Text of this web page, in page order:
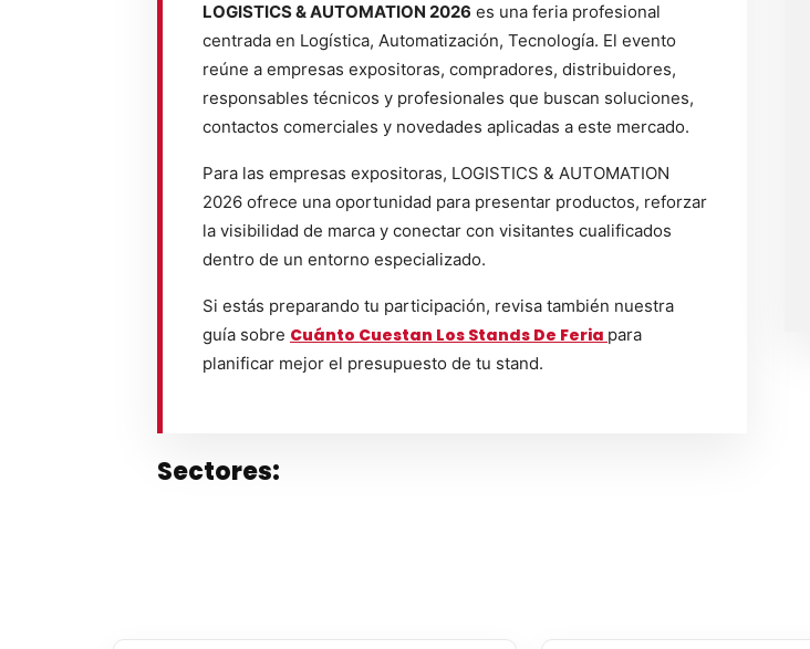
LOGISTICS & AUTOMATION 2026 es una feria profesional
centrada en Logística, Automatización, Tecnología. El evento
reúne a empresas expositoras, compradores, distribuidores,
responsables técnicos y profesionales que buscan soluciones,
contactos comerciales y novedades aplicadas a este mercado.
Para las empresas expositoras, LOGISTICS & AUTOMATION
2026 ofrece una oportunidad para presentar productos, reforzar
la visibilidad de marca y conectar con visitantes cualificados
dentro de un entorno especializado.
Si estás preparando tu participación, revisa también nuestra
guía sobre Cuánto Cuestan Los Stands De Feria para
planificar mejor el presupuesto de tu stand.
Sectores: